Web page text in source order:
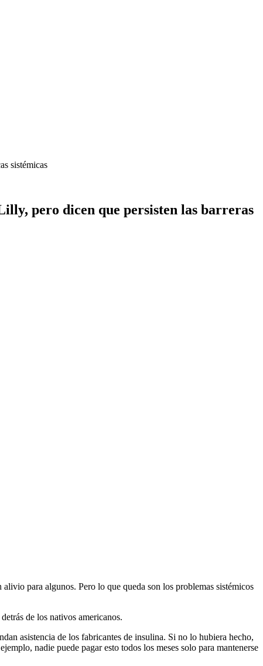
sistémicas
pero dicen que persisten las barreras
para algunos. Pero lo que queda son los problemas sistémicos
de los nativos americanos.
asistencia de los fabricantes de insulina. Si no lo hubiera hecho,
nadie puede pagar esto todos los meses solo para mantenerse